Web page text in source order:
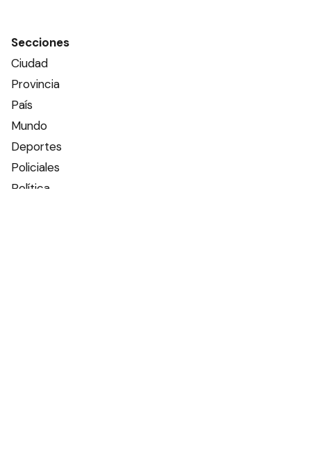
Secciones
Ciudad
Provincia
País
Mundo
Deportes
Policiales
Política